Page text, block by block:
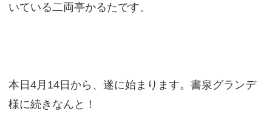
いている二両亭かるたです。
本日4月14日から、遂に始まります。書泉グランデ
様に続きなんと！